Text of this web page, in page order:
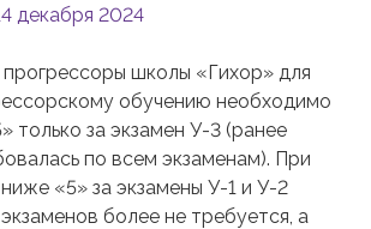
декабря 2024
школы «Гихор» для
обучению необходимо
только за экзамен У-3 (ранее
по всем экзаменам). При
«5» за экзамены У-1 и У-2
более не требуется, а